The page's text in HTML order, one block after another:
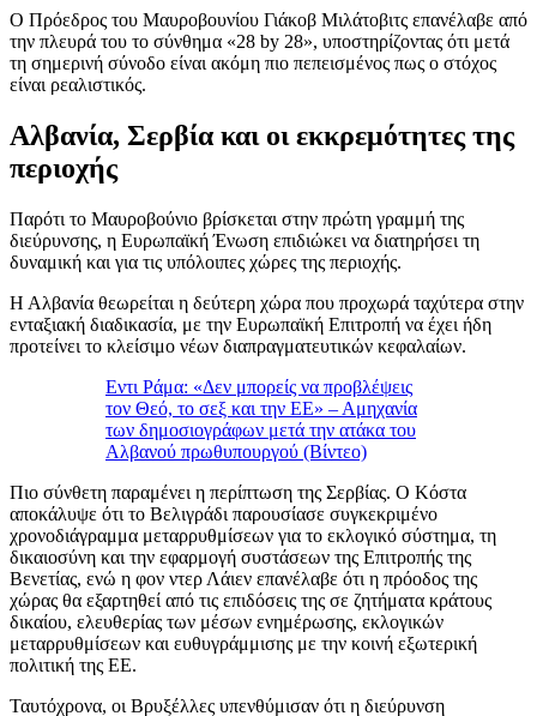
Ο Πρόεδρος του Μαυροβουνίου Γιάκοβ Μιλάτοβιτς επανέλαβε από
την πλευρά του το σύνθημα «28 by 28», υποστηρίζοντας ότι μετά
τη σημερινή σύνοδο είναι ακόμη πιο πεπεισμένος πως ο στόχος
είναι ρεαλιστικός.
Αλβανία, Σερβία και οι εκκρεμότητες της
περιοχής
Παρότι το Μαυροβούνιο βρίσκεται στην πρώτη γραμμή της
διεύρυνσης, η Ευρωπαϊκή Ένωση επιδιώκει να διατηρήσει τη
δυναμική και για τις υπόλοιπες χώρες της περιοχής.
Η Αλβανία θεωρείται η δεύτερη χώρα που προχωρά ταχύτερα στην
ενταξιακή διαδικασία, με την Ευρωπαϊκή Επιτροπή να έχει ήδη
προτείνει το κλείσιμο νέων διαπραγματευτικών κεφαλαίων.
Εντι Ράμα: «Δεν μπορείς να προβλέψεις
τον Θεό, το σεξ και την ΕΕ» – Αμηχανία
των δημοσιογράφων μετά την ατάκα του
Αλβανού πρωθυπουργού (Βίντεο)
Πιο σύνθετη παραμένει η περίπτωση της Σερβίας. Ο Κόστα
αποκάλυψε ότι το Βελιγράδι παρουσίασε συγκεκριμένο
χρονοδιάγραμμα μεταρρυθμίσεων για το εκλογικό σύστημα, τη
δικαιοσύνη και την εφαρμογή συστάσεων της Επιτροπής της
Βενετίας, ενώ η φον ντερ Λάιεν επανέλαβε ότι η πρόοδος της
χώρας θα εξαρτηθεί από τις επιδόσεις της σε ζητήματα κράτους
δικαίου, ελευθερίας των μέσων ενημέρωσης, εκλογικών
μεταρρυθμίσεων και ευθυγράμμισης με την κοινή εξωτερική
πολιτική της ΕΕ.
Ταυτόχρονα, οι Βρυξέλλες υπενθύμισαν ότι η διεύρυνση